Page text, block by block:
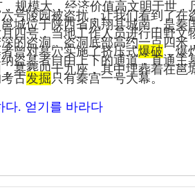
规模大，经济价值高文明于世，
号陵园被盗扰，让我们看到了在
城位于陕西省凤翔县城南，是秦
四号，当地工作人员进行田野文
的盗洞。盗洞底部高约一点四米
曾对墓穴实施了挤压式爆破，爆
盗墓者自由上下的通道，直通主
墓葬四十九座，其中埋葬着在邕
古发掘只有秦宫一号大幕。
. 얻기를 바라다